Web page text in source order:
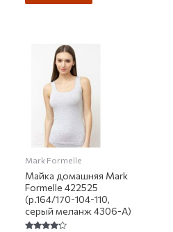
Mark Formelle
Майка домашняя Mark
Formelle 422525
(р.164/170-104-110,
серый меланж 4306-А)